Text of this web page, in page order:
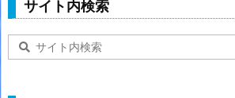
サイト内検索